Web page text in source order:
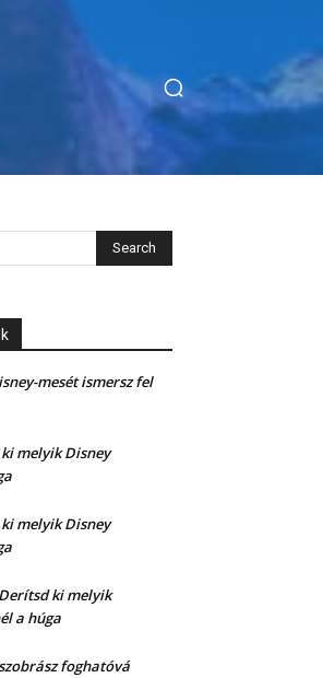
mesét ismersz fel
melyik Disney
melyik Disney
ki melyik
a húga
foghatóvá